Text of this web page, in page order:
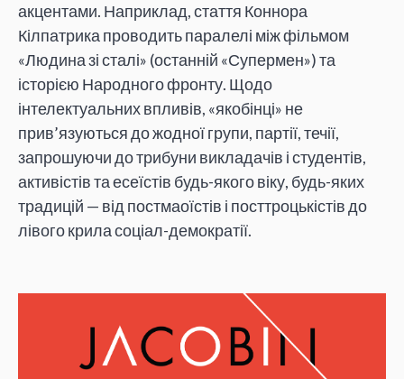
акцентами. Наприклад, стаття Коннора
Кілпатрика проводить паралелі між фільмом
«Людина зі сталі» (останній «Супермен») та
історією Народного фронту. Щодо
інтелектуальних впливів, «якобінці» не
прив’язуються до жодної групи, партії, течії,
запрошуючи до трибуни викладачів і студентів,
активістів та есеїстів будь-якого віку, будь-яких
традицій — від постмаоїстів і посттроцькістів до
лівого крила соціал-демократії.